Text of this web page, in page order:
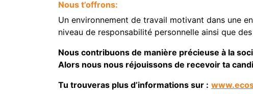
Nous t’offrons:
Un environnement de travail motivant dans une
niveau de responsabilité personnelle ainsi que
Nous contribuons de manière précieuse à la
Alors nous nous réjouissons de recevoir ta
Tu trouveras plus d’informations sur :